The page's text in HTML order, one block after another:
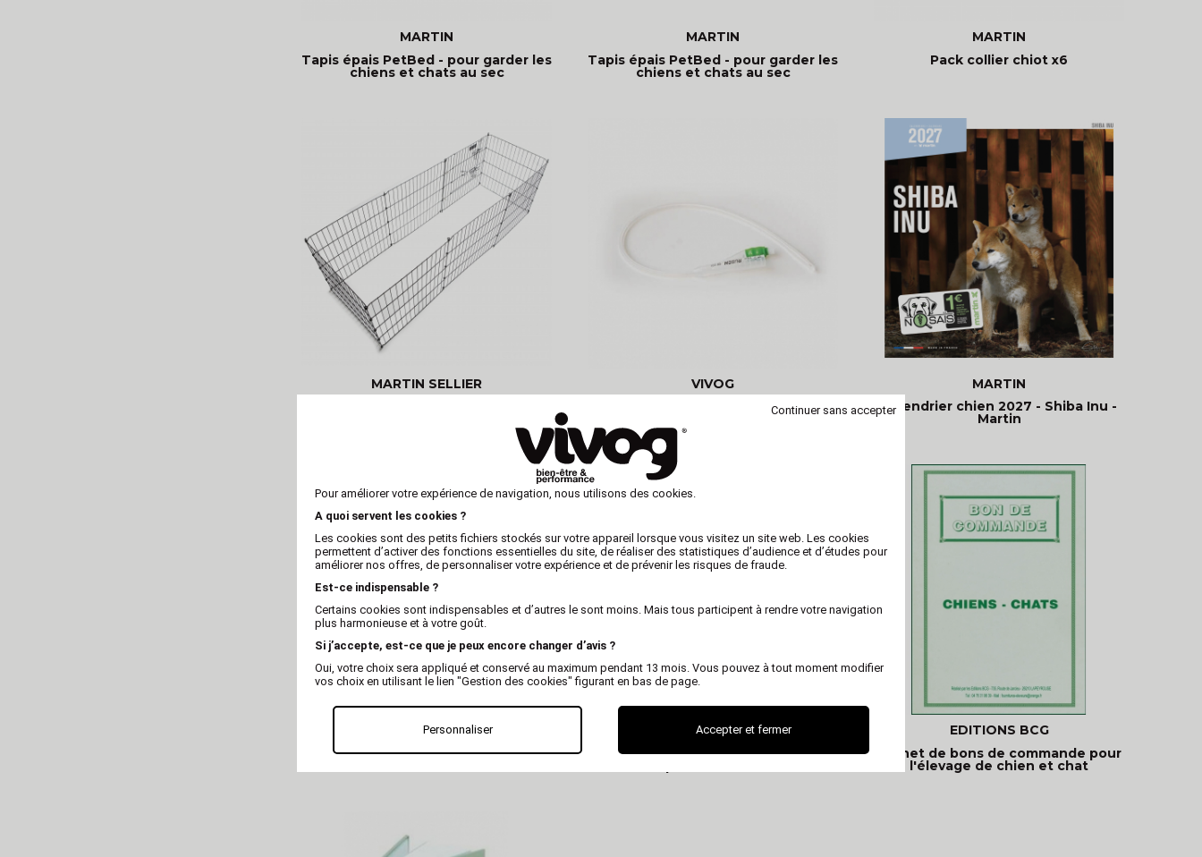
MARTIN
Tapis épais PetBed - pour garder les
chiens et chats au sec
MARTIN
Tapis épais PetBed - pour garder les
chiens et chats au sec
MARTIN
Pack collier chiot x6
MARTIN SELLIER
VIVOG
Sonde d'insémination pour chien -
Foley (avec ballon)
MARTIN
Calendrier chien 2027 - Shiba Inu -
Martin
EDITIONS BCG
Livre de santé pour chiens et chats
EDITIONS BCG
Carnet de conventions de saillie
EDITIONS BCG
Carnet de bons de commande pour
l'élevage de chien et chat
Continuer sans accepter
Pour améliorer votre expérience de navigation, nous utilisons des cookies.
A quoi servent les cookies ?
Les cookies sont des petits fichiers stockés sur votre appareil lorsque vous visitez un site web. Les cookies
permettent d’activer des fonctions essentielles du site, de réaliser des statistiques d’audience et d’études pour
améliorer nos offres, de personnaliser votre expérience et de prévenir les risques de fraude.
Est-ce indispensable ?
Certains cookies sont indispensables et d’autres le sont moins. Mais tous participent à rendre votre navigation
plus harmonieuse et à votre goût.
Si j’accepte, est-ce que je peux encore changer d’avis ?
Oui, votre choix sera appliqué et conservé au maximum pendant 13 mois. Vous pouvez à tout moment modifier
vos choix en utilisant le lien "Gestion des cookies" figurant en bas de page.
Personnaliser Accepter et fermer